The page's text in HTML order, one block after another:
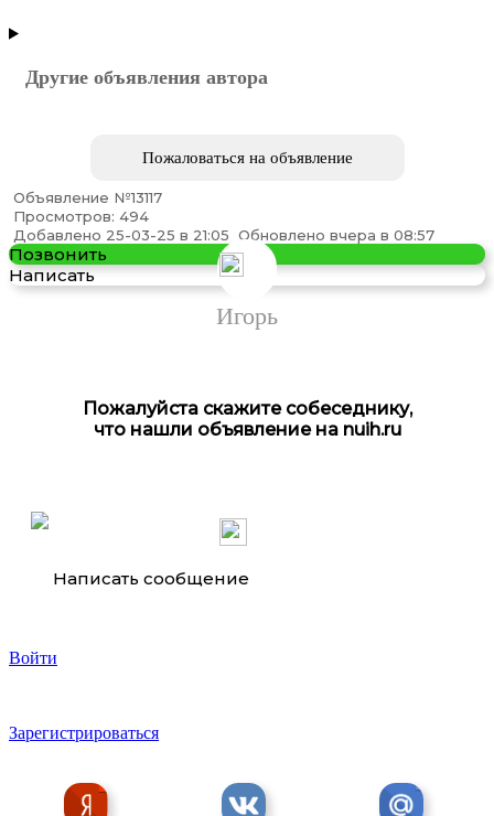
Самосвал SHACMAN X3000, Restyling, 6х4, 430 ...
Другие объявления автора
Пожаловаться на объявление
Объявление №13117
Просмотров: 494
Добавлено 25-03-25 в 21:05 Обновлено вчера в 08:57
Позвонить
Написать
Игорь
Пожалуйста скажите собеседнику,
что нашли объявление на nuih.ru
Написать сообщение
Войти
Зарегистрироваться